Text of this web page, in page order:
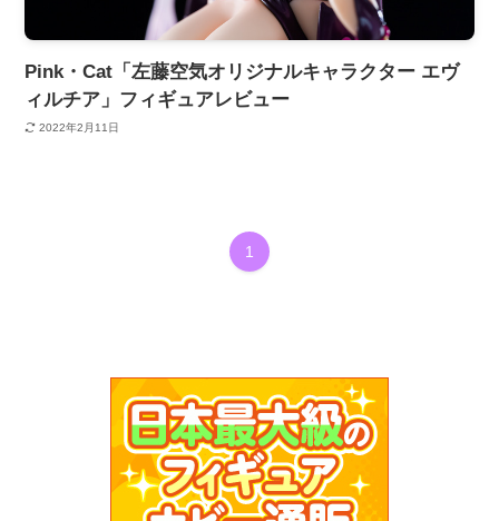
Pink・Cat「左藤空気オリジナルキャラクター エヴ
ィルチア」フィギュアレビュー
2022年2月11日
1